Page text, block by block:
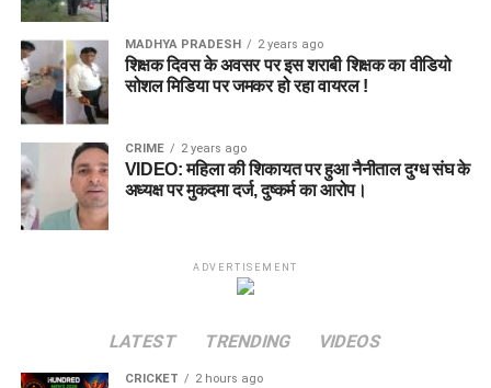
MADHYA PRADESH 2 years ago
शिक्षक दिवस के अवसर पर इस शराबी शिक्षक का वीडियो
सोशल मिडिया पर जमकर हो रहा वायरल !
CRIME 2 years ago
VIDEO: महिला की शिकायत पर हुआ नैनीताल दुग्ध संघ के
अध्यक्ष पर मुकदमा दर्ज, दुष्कर्म का आरोप।
ADVERTISEMENT
LATEST TRENDING VIDEOS
CRICKET 2 hours ago